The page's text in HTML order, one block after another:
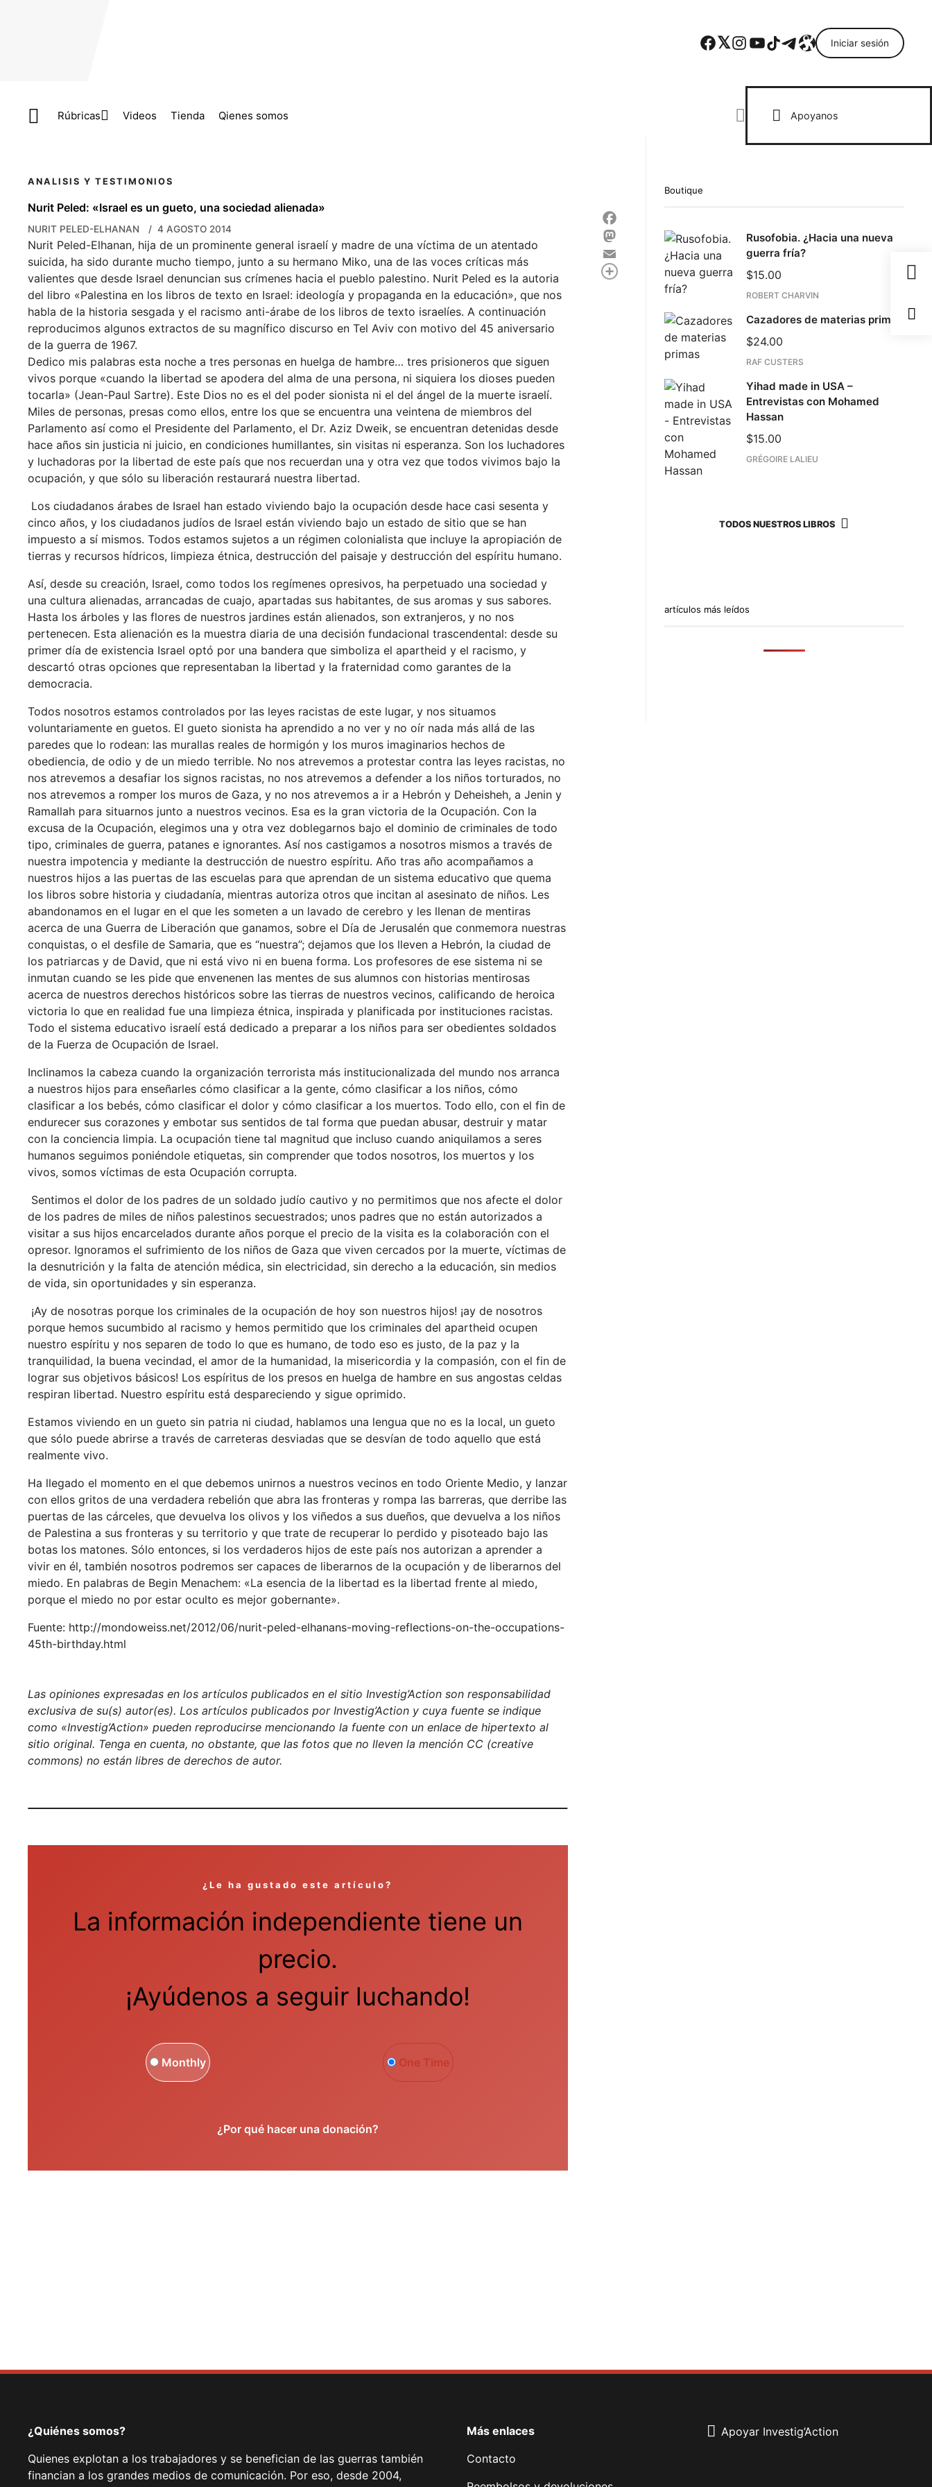
Facebook Twitter Instagram YouTube TikTok Telegram Enlace Iniciar sesión
Rúbricas Videos Tienda Qienes somos Apoyanos
Nurit Peled: «Israel es un gueto, una sociedad alienada»
NURIT PELED-ELHANAN 4 AGOSTO 2014
Nurit Peled-Elhanan, hija de un prominente general israelí y madre de una víctima de un atentado
suicida, ha sido durante mucho tiempo, junto a su hermano Miko, una de las voces críticas más
valientes que desde Israel denuncian sus crímenes hacia el pueblo palestino. Nurit Peled es la autoria
del libro «Palestina en los libros de texto en Israel: ideología y propaganda en la educación», que nos
habla de la historia sesgada y el racismo anti-árabe de los libros de texto israelíes. A continuación
reproducimos algunos extractos de su magnífico discurso en Tel Aviv con motivo del 45 aniversario
de la guerra de 1967.
Dedico mis palabras esta noche a tres personas en huelga de hambre… tres prisioneros que siguen
vivos porque «cuando la libertad se apodera del alma de una persona, ni siquiera los dioses pueden
tocarla» (Jean-Paul Sartre). Este Dios no es el del poder sionista ni el del ángel de la muerte israelí.
Miles de personas, presas como ellos, entre los que se encuentra una veintena de miembros del
Parlamento así como el Presidente del Parlamento, el Dr. Aziz Dweik, se encuentran detenidas desde
hace años sin justicia ni juicio, en condiciones humillantes, sin visitas ni esperanza. Son los luchadores
y luchadoras por la libertad de este país que nos recuerdan una y otra vez que todos vivimos bajo la
ocupación, y que sólo su liberación restaurará nuestra libertad.
Los ciudadanos árabes de Israel han estado viviendo bajo la ocupación desde hace casi sesenta y
cinco años, y los ciudadanos judíos de Israel están viviendo bajo un estado de sitio que se han
impuesto a sí mismos. Todos estamos sujetos a un régimen colonialista que incluye la apropiación de
tierras y recursos hídricos, limpieza étnica, destrucción del paisaje y destrucción del espíritu humano.
Así, desde su creación, Israel, como todos los regímenes opresivos, ha perpetuado una sociedad y
una cultura alienadas, arrancadas de cuajo, apartadas sus habitantes, de sus aromas y sus sabores.
Hasta los árboles y las flores de nuestros jardines están alienados, son extranjeros, y no nos
pertenecen. Esta alienación es la muestra diaria de una decisión fundacional trascendental: desde su
primer día de existencia Israel optó por una bandera que simboliza el apartheid y el racismo, y
descartó otras opciones que representaban la libertad y la fraternidad como garantes de la
democracia.
Todos nosotros estamos controlados por las leyes racistas de este lugar, y nos situamos
voluntariamente en guetos. El gueto sionista ha aprendido a no ver y no oír nada más allá de las
paredes que lo rodean: las murallas reales de hormigón y los muros imaginarios hechos de
obediencia, de odio y de un miedo terrible. No nos atrevemos a protestar contra las leyes racistas, no
nos atrevemos a desafiar los signos racistas, no nos atrevemos a defender a los niños torturados, no
nos atrevemos a romper los muros de Gaza, y no nos atrevemos a ir a Hebrón y Deheisheh, a Jenin y
Ramallah para situarnos junto a nuestros vecinos. Esa es la gran victoria de la Ocupación. Con la
excusa de la Ocupación, elegimos una y otra vez doblegarnos bajo el dominio de criminales de todo
tipo, criminales de guerra, patanes e ignorantes. Así nos castigamos a nosotros mismos a través de
nuestra impotencia y mediante la destrucción de nuestro espíritu. Año tras año acompañamos a
nuestros hijos a las puertas de las escuelas para que aprendan de un sistema educativo que quema
los libros sobre historia y ciudadanía, mientras autoriza otros que incitan al asesinato de niños. Les
abandonamos en el lugar en el que les someten a un lavado de cerebro y les llenan de mentiras
acerca de una Guerra de Liberación que ganamos, sobre el Día de Jerusalén que conmemora nuestras
conquistas, o el desfile de Samaria, que es “nuestra”; dejamos que los lleven a Hebrón, la ciudad de
los patriarcas y de David, que ni está vivo ni en buena forma. Los profesores de ese sistema ni se
inmutan cuando se les pide que envenenen las mentes de sus alumnos con historias mentirosas
acerca de nuestros derechos históricos sobre las tierras de nuestros vecinos, calificando de heroica
victoria lo que en realidad fue una limpieza étnica, inspirada y planificada por instituciones racistas.
Todo el sistema educativo israelí está dedicado a preparar a los niños para ser obedientes soldados
de la Fuerza de Ocupación de Israel.
Inclinamos la cabeza cuando la organización terrorista más institucionalizada del mundo nos arranca
a nuestros hijos para enseñarles cómo clasificar a la gente, cómo clasificar a los niños, cómo
clasificar a los bebés, cómo clasificar el dolor y cómo clasificar a los muertos. Todo ello, con el fin de
endurecer sus corazones y embotar sus sentidos de tal forma que puedan abusar, destruir y matar
con la conciencia limpia. La ocupación tiene tal magnitud que incluso cuando aniquilamos a seres
humanos seguimos poniéndole etiquetas, sin comprender que todos nosotros, los muertos y los
vivos, somos víctimas de esta Ocupación corrupta.
Sentimos el dolor de los padres de un soldado judío cautivo y no permitimos que nos afecte el dolor
de los padres de miles de niños palestinos secuestrados; unos padres que no están autorizados a
visitar a sus hijos encarcelados durante años porque el precio de la visita es la colaboración con el
opresor. Ignoramos el sufrimiento de los niños de Gaza que viven cercados por la muerte, víctimas de
la desnutrición y la falta de atención médica, sin electricidad, sin derecho a la educación, sin medios
de vida, sin oportunidades y sin esperanza.
¡Ay de nosotras porque los criminales de la ocupación de hoy son nuestros hijos! ¡ay de nosotros
porque hemos sucumbido al racismo y hemos permitido que los criminales del apartheid ocupen
nuestro espíritu y nos separen de todo lo que es humano, de todo eso es justo, de la paz y la
tranquilidad, la buena vecindad, el amor de la humanidad, la misericordia y la compasión, con el fin de
lograr sus objetivos básicos! Los espíritus de los presos en huelga de hambre en sus angostas celdas
respiran libertad. Nuestro espíritu está despareciendo y sigue oprimido.
Estamos viviendo en un gueto sin patria ni ciudad, hablamos una lengua que no es la local, un gueto
que sólo puede abrirse a través de carreteras desviadas que se desvían de todo aquello que está
realmente vivo.
Ha llegado el momento en el que debemos unirnos a nuestros vecinos en todo Oriente Medio, y lanzar
con ellos gritos de una verdadera rebelión que abra las fronteras y rompa las barreras, que derribe las
puertas de las cárceles, que devuelva los olivos y los viñedos a sus dueños, que devuelva a los niños
de Palestina a sus fronteras y su territorio y que trate de recuperar lo perdido y pisoteado bajo las
botas los matones. Sólo entonces, si los verdaderos hijos de este país nos autorizan a aprender a
vivir en él, también nosotros podremos ser capaces de liberarnos de la ocupación y de liberarnos del
miedo. En palabras de Begin Menachem: «La esencia de la libertad es la libertad frente al miedo,
porque el miedo no por estar oculto es mejor gobernante».
Fuente: http://mondoweiss.net/2012/06/nurit-peled-elhanans-moving-reflections-on-the-occupations-
45th-birthday.html
ANALISIS Y TESTIMONIOS
Las opiniones expresadas en los artículos publicados en el sitio Investig’Action son responsabilidad
exclusiva de su(s) autor(es). Los artículos publicados por Investig’Action y cuya fuente se indique
como «Investig’Action» pueden reproducirse mencionando la fuente con un enlace de hipertexto al
sitio original. Tenga en cuenta, no obstante, que las fotos que no lleven la mención CC (creative
commons) no están libres de derechos de autor.
¿Le ha gustado este artículo?
La información independiente tiene un
precio.
¡Ayúdenos a seguir luchando!
One Time
Monthly
¿Por qué hacer una donación?
Facebook
Mastodon
Email
Compartir
Boutique
Rusofobia. ¿Hacia una nueva
guerra fría?
$15.00
ROBERT CHARVIN
Cazadores de materias primas
$24.00
RAF CUSTERS
Yihad made in USA –
Entrevistas con Mohamed
Hassan
$15.00
GRÉGOIRE LALIEU
TODOS NUESTROS LIBROS
artículos más leídos
¿Quiénes somos?
Quienes explotan a los trabajadores y se benefician de las guerras también
financian a los grandes medios de comunicación. Por eso, desde 2004,
Más enlaces
Contacto
Apoyar Investig’Action